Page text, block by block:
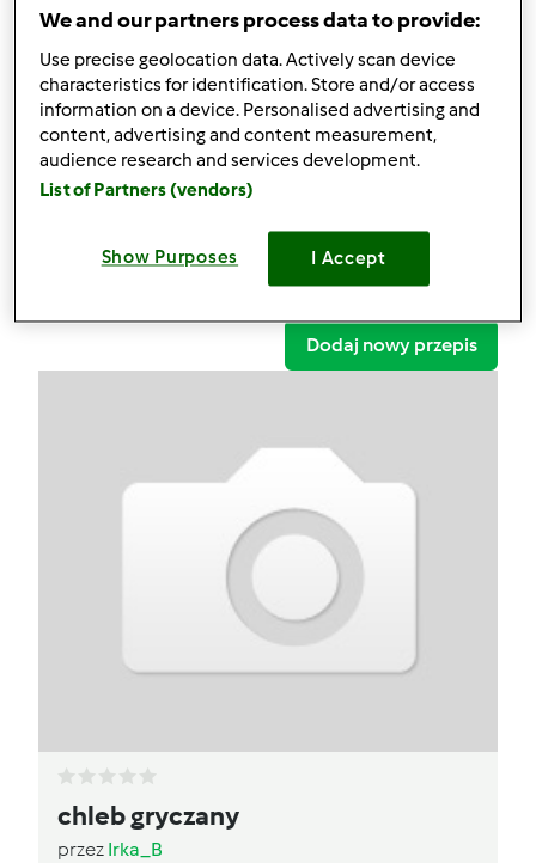
Najczęściej komentowany przepis
Ciasto dyniowe
Komentarze
0
Przepisy(2)
Dodaj nowy przepis
chleb gryczany
przez Irka_B
We and our partners process data to provide:
Use precise geolocation data. Actively scan device
characteristics for identification. Store and/or access
information on a device. Personalised advertising and
content, advertising and content measurement,
audience research and services development.
List of Partners (vendors)
Show Purposes I Accept